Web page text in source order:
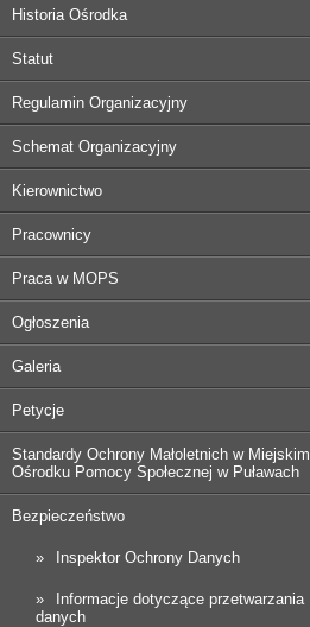
Historia Ośrodka
Statut
Regulamin Organizacyjny
Schemat Organizacyjny
Kierownictwo
Pracownicy
Praca w MOPS
Ogłoszenia
Galeria
Petycje
Standardy Ochrony Małoletnich w Miejskim
Ośrodku Pomocy Społecznej w Puławach
Bezpieczeństwo
Inspektor Ochrony Danych
Informacje dotyczące przetwarzania
danych